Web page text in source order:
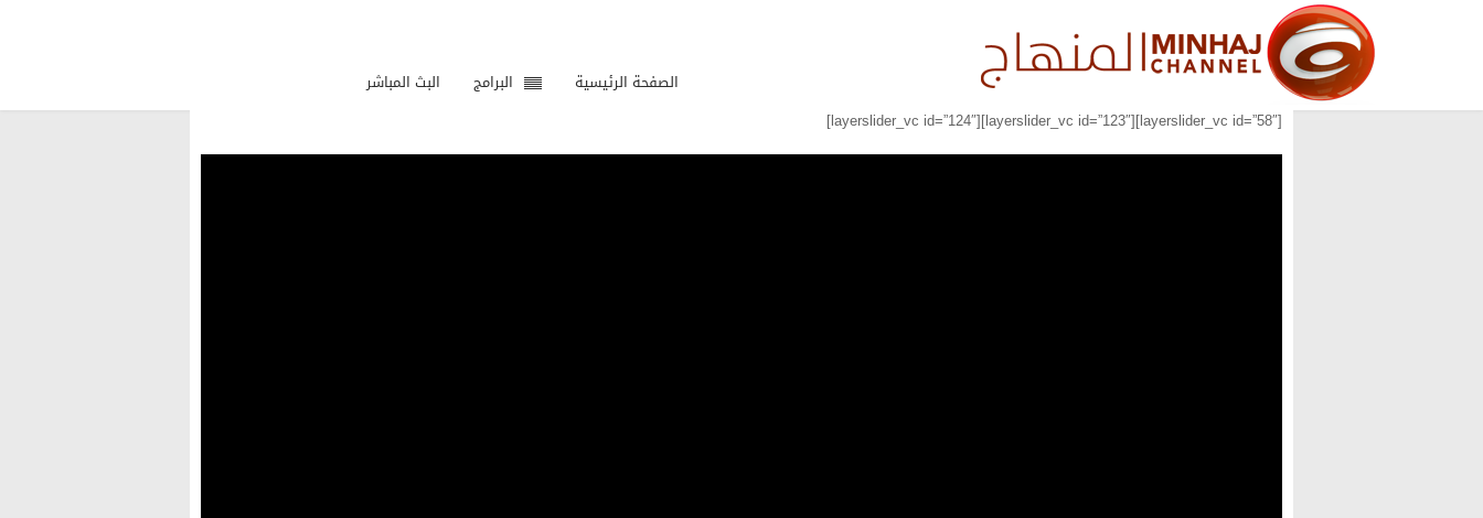
الصفحة الرئيسية البرامج البث المباشر
[layerslider_vc id=”58″][layerslider_vc id=”123″][layerslider_vc id=”124″]